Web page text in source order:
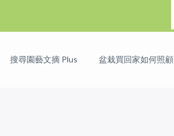
搜尋園藝文摘 Plus 盆栽買回家如何照顧